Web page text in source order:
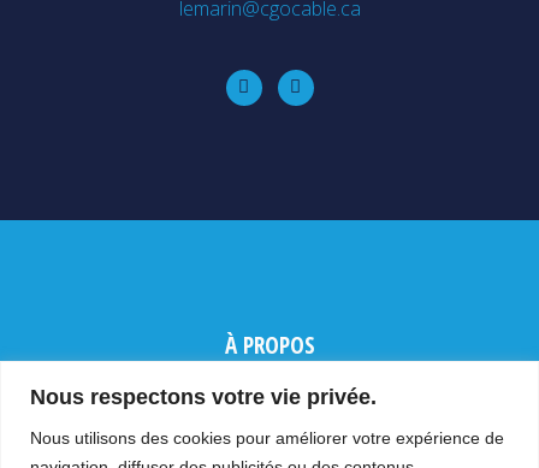
Nous respectons votre vie privée.
Nous utilisons des cookies pour améliorer votre expérience de
lemarin@cgocable.ca
À PROPOS
NOUS JOINDRE